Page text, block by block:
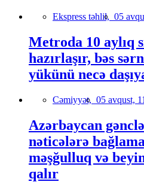
Ekspress təhlil, 05
Metroda 10 aylıq
hazırlaşır, bəs
yükünü necə
Cəmiyyət, 05 avqust,
Azərbaycan
nəticələrə
məşğulluq və
qalır